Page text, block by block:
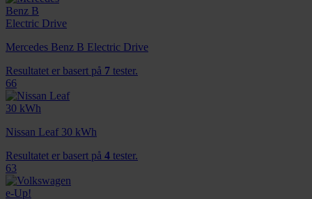
Mercedes Benz B Electric Drive
Resultatet er basert på 7 tester.
66
Nissan Leaf 30 kWh
Resultatet er basert på 4 tester.
63